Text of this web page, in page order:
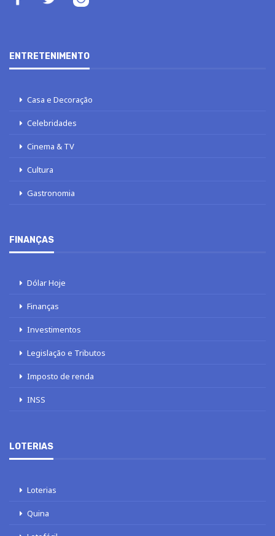
ENTRETENIMENTO
Casa e Decoração
Celebridades
Cinema & TV
Cultura
Gastronomia
FINANÇAS
Dólar Hoje
Finanças
Investimentos
Legislação e Tributos
Imposto de renda
INSS
LOTERIAS
Loterias
Quina